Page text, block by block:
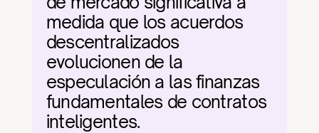
medida que los acuerdos
descentralizados
evolucionen de la
especulación a las finanzas
fundamentales de contratos
inteligentes.